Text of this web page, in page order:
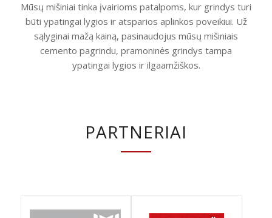
Mūsų mišiniai tinka įvairioms patalpoms, kur grindys turi
būti ypatingai lygios ir atsparios aplinkos poveikiui. Už
sąlyginai mažą kainą, pasinaudojus mūsų mišiniais
cemento pagrindu, pramoninės grindys tampa
ypatingai lygios ir ilgaamžiškos.
PARTNERIAI